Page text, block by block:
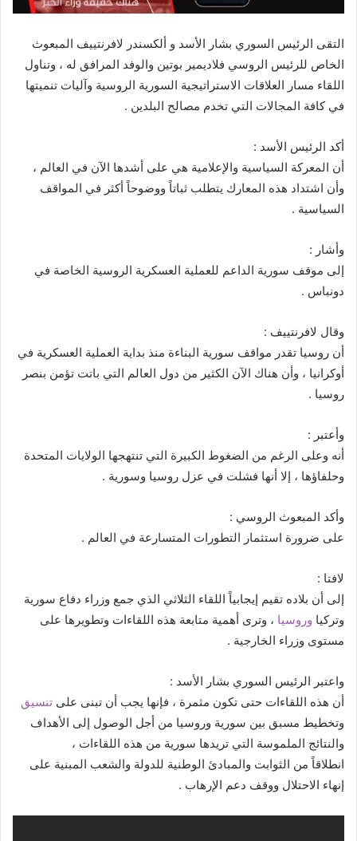
التقى الرئيس السوري بشار الأسد و ألكسندر لافرنتييف المبعوث
الخاص للرئيس الروسي فلاديمير بوتين والوفد المرافق له ، وتناول
اللقاء مسار العلاقات الاستراتيجية السورية الروسية وآليات تنميتها
في كافة المجالات التي تخدم مصالح البلدين .
أكد الرئيس الأسد :
أن المعركة السياسية والإعلامية هي على أشدها الآن في العالم ،
وأن اشتداد هذه المعارك يتطلب ثباتاً ووضوحاً أكثر في المواقف
السياسية .
وأشار :
إلى موقف سورية الداعم للعملية العسكرية الروسية الخاصة في
دونباس .
وقال لافرنتييف :
أن روسيا تقدر مواقف سورية البناءة منذ بداية العملية العسكرية في
أوكرانيا ، وأن هناك الآن الكثير من دول العالم التي باتت تؤمن بنصر
روسيا .
وأعتبر :
أنه وعلى الرغم من الضغوط الكبيرة التي تنتهجها الولايات المتحدة
وحلفاؤها ، إلا أنها فشلت في عزل روسيا وسورية .
وأكد المبعوث الروسي :
على ضرورة استثمار التطورات المتسارعة في العالم .
لافتا :
إلى أن بلاده تقيم إيجابياً اللقاء الثلاثي الذي جمع وزراء دفاع سورية
وتركيا وروسيا ، وترى أهمية متابعة هذه اللقاءات وتطويرها على
مستوى وزراء الخارجية .
واعتبر الرئيس السوري بشار الأسد :
أن هذه اللقاءات حتى تكون مثمرة ، فإنها يجب أن تبنى على تنسيق
وتخطيط مسبق بين سورية وروسيا من أجل الوصول إلى الأهداف
والنتائج الملموسة التي تريدها سورية من هذه اللقاءات ،
انطلاقاً من الثوابت والمبادئ الوطنية للدولة والشعب المبنية على
إنهاء الاحتلال ووقف دعم الإرهاب .